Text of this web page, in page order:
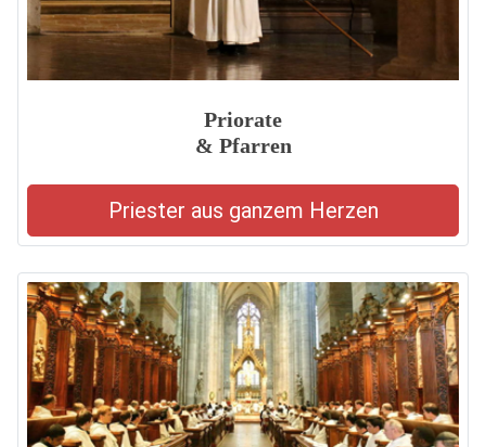
Priorate
& Pfarren
Priester aus ganzem Herzen